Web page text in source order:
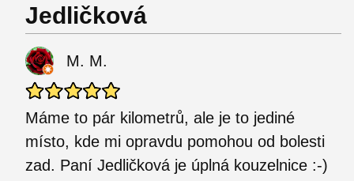
Jedličková
M. M.
Máme to pár kilometrů, ale je to jediné
místo, kde mi opravdu pomohou od bolesti
zad. Paní Jedličková je úplná kouzelnice :-)